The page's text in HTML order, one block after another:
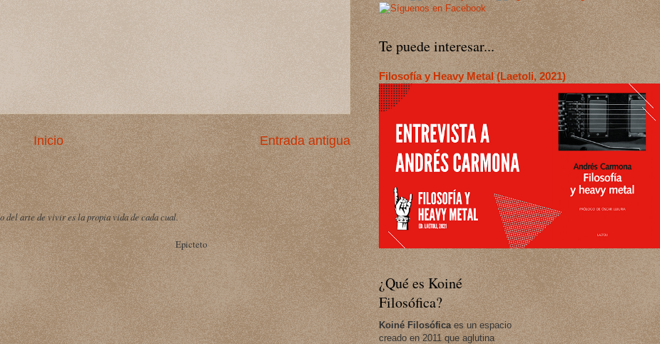
Entrada antigua
Inicio
del arte de vivir es la propia vida de cada cual.
Epicteto
Te puede interesar...
Filosofía y Heavy Metal (Laetoli, 2021)
¿Qué es Koiné
Filosófica?
Koiné Filosóficaes un espacio
creado en 2011 que aglutina